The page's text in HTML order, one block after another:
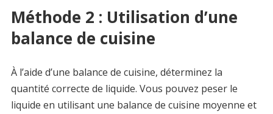
Méthode 2 : Utilisation d’une
balance de cuisine
À l’aide d’une balance de cuisine, déterminez la
quantité correcte de liquide. Vous pouvez peser le
liquide en utilisant une balance de cuisine moyenne et